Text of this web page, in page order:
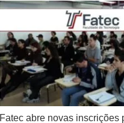
Fatec abre novas inscrições